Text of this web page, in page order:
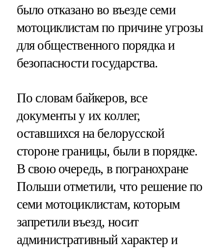
было отказано во въезде семи
мотоциклистам по причине угрозы
для общественного порядка и
безопасности государства.
По словам байкеров, все
документы у их коллег,
оставшихся на белорусской
стороне границы, были в порядке.
В свою очередь, в погранохране
Польши отметили, что решение по
семи мотоциклистам, которым
запретили въезд, носит
административный характер и